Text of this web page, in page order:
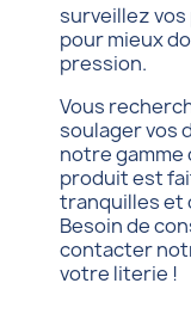
surveillez
pour mieux
pression.
Vous
soulager vos
notre gamme
produit est
tranquilles et
Besoin de
contacter
votre literie !